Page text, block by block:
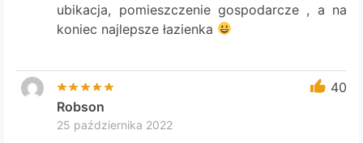
ubikacja, pomieszczenie gospodarcze , a na
koniec najlepsze łazienka
40
Robson
25 października 2022